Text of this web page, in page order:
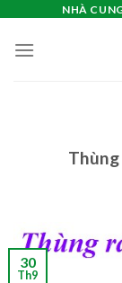
content
NHÀ
30
Th9